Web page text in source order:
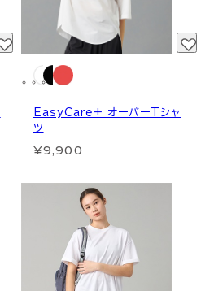
EasyCare+ オーバーTシャ
ツ
¥9,900